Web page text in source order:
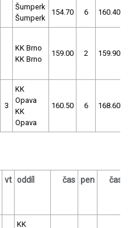
Šumperk
Šumperk
154.70 6 160.40
KK Brno
KK Brno
159.00 2 159.90
3
KK
Opava
KK
Opava
160.50 6 168.60
vt oddíl čas pen čas
KK